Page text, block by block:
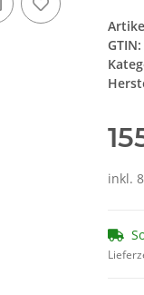
GTIN:
inkl.